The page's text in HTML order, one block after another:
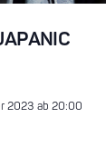
2023 ab 20:00